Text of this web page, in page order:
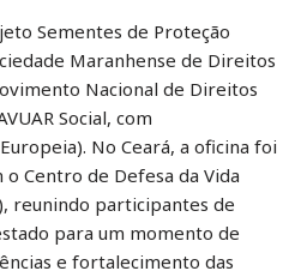
Sementes de Proteção
Maranhense de Direitos
Nacional de Direitos
Social, com
No Ceará, a oficina foi
Centro de Defesa da Vida
reunindo participantes de
para um momento de
e fortalecimento das